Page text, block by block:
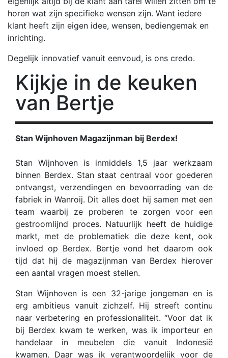
horen wat zijn specifieke wensen zijn. Want iedere
klant heeft zijn eigen idee, wensen, bediengemak en
inrichting.
Degelijk innovatief vanuit eenvoud, is ons credo.
Kijkje in de keuken
van Bertje
Stan Wijnhoven Magazijnman bij Berdex!
Stan Wijnhoven is inmiddels 1,5 jaar werkzaam
binnen Berdex. Stan staat centraal voor goederen
ontvangst, verzendingen en bevoorrading van de
fabriek in Wanroij. Dit alles doet hij samen met een
team waarbij ze proberen te zorgen voor een
gestroomlijnd proces. Natuurlijk heeft de huidige
markt, met de problematiek die deze kent, ook
invloed op Berdex. Bertje vond het daarom ook
tijd dat hij de magazijnman van Berdex hierover
een aantal vragen moest stellen.
Stan Wijnhoven is een 32-jarige jongeman en is
erg ambitieus vanuit zichzelf. Hij streeft continu
naar verbetering en professionaliteit. “Voor dat ik
bij Berdex kwam te werken, was ik importeur en
handelaar in meubelen die vanuit Indonesië
kwamen. Daar was ik verantwoordelijk voor de